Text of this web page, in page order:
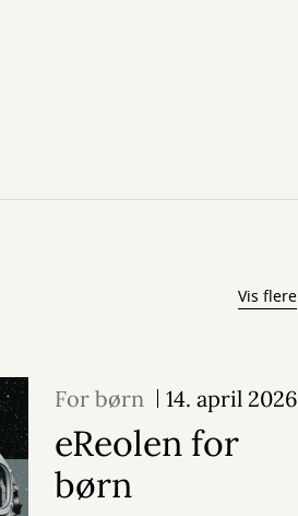
Vis flere
For børn 14. april 2026
eReolen for
børn